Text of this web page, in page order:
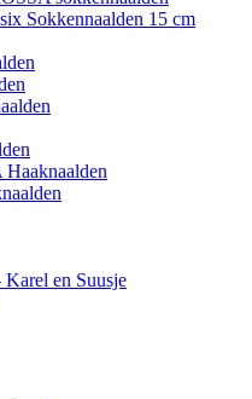
Sokkennaalden 15 cm
Karel en Suusje